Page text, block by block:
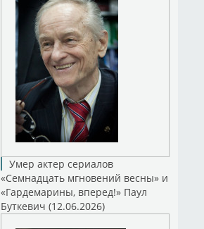
Умер актер сериалов
«Семнадцать мгновений весны» и
«Гардемарины, вперед!» Паул
Буткевич (12.06.2026)